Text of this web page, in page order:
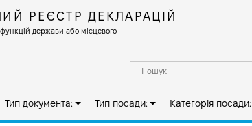
РЕЄСТР ДЕКЛАРАЦІЙ
держави або місцевого
Тип документа: Тип посади: Категорія посади: